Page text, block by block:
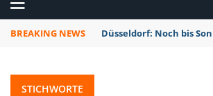
BREAKING NEWS Düsseldorf: Noch bis
STICHWORTE